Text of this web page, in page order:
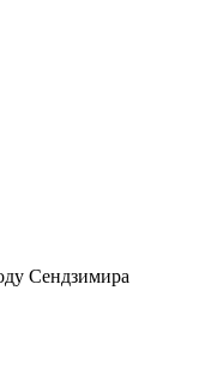
Сендзимира